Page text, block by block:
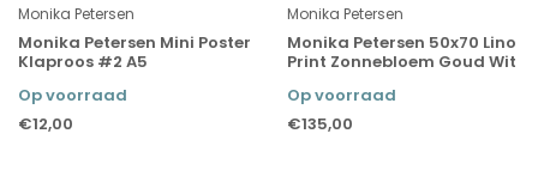
Monika Petersen
Monika Petersen Mini Poster
Klaproos #2 A5
Op voorraad
€12,00
Monika Petersen
Monika Petersen 50x70 Lino
Print Zonnebloem Goud Wit
Op voorraad
€135,00